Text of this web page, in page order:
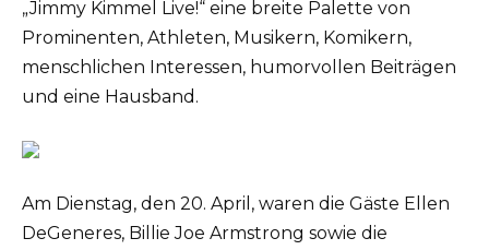
„Jimmy Kimmel Live!“ eine breite Palette von
Prominenten, Athleten, Musikern, Komikern,
menschlichen Interessen, humorvollen Beiträgen
und eine Hausband.
Am Dienstag, den 20. April, waren die Gäste Ellen
DeGeneres, Billie Joe Armstrong sowie die